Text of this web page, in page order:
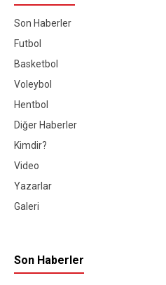
Son Haberler
Futbol
Basketbol
Voleybol
Hentbol
Diğer Haberler
Kimdir?
Video
Yazarlar
Galeri
Son Haberler